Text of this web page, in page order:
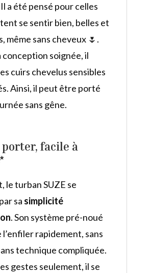
a été pensé pour celles
se sentir bien, belles et
même sans cheveux 🌷.
conception soignée, il
cuirs chevelus sensibles
Ainsi, il peut être porté
sans gêne.
porter, facile à
le turban SUZE se
sa simplicité
. Son système pré-noué
rapidement, sans
technique compliquée.
gestes seulement, il se